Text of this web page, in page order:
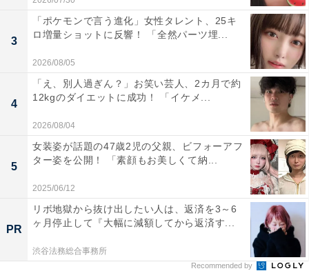
3
「ポケモンで言う進化」女性タレント、25キ
ロ増量ショットに反響！ 「全然パーツ埋...
2026/08/05
4
「え、別人過ぎん？」お笑い芸人、2カ月で約
12kgのダイエットに成功！ 「イケメ...
2026/08/04
5
女装姿が話題の47歳2児の父親、ビフォーアフ
ター姿を公開！ 「素顔もお美しくて納...
2025/06/12
PR
リボ地獄から抜け出したい人は、返済を3～6
ヶ月停止して『大幅に減額してから返済す...
渋谷法務総合事務所
Recommended by